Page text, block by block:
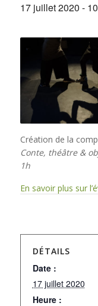
17 juillet 2020 -
Création de la
Conte, théâtre &
1h
En savoir plus sur
DÉTAILS
Date :
17 juillet 2020
Heure :